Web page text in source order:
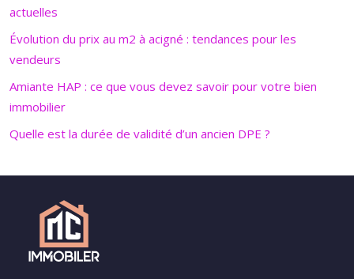
actuelles
Évolution du prix au m2 à acigné : tendances pour les
vendeurs
Amiante HAP : ce que vous devez savoir pour votre bien
immobilier
Quelle est la durée de validité d’un ancien DPE ?